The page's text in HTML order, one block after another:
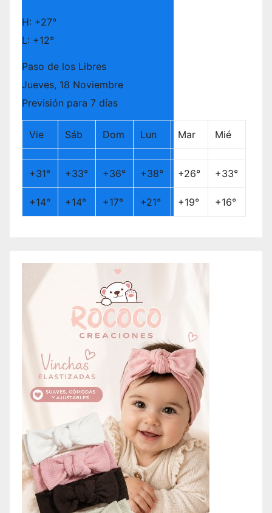
H: +27°
L: +12°
Paso de los Libres
Jueves, 18 Noviembre
Previsión para 7 días
Vie Sáb Dom Lun Mar Mié
+31° +33° +36° +38° +26° +33°
+14° +14° +17° +21° +19° +16°